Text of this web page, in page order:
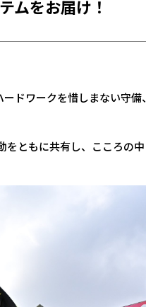
ムをお届け！
ドワークを惜しまない守備、
をともに共有し、こころの中